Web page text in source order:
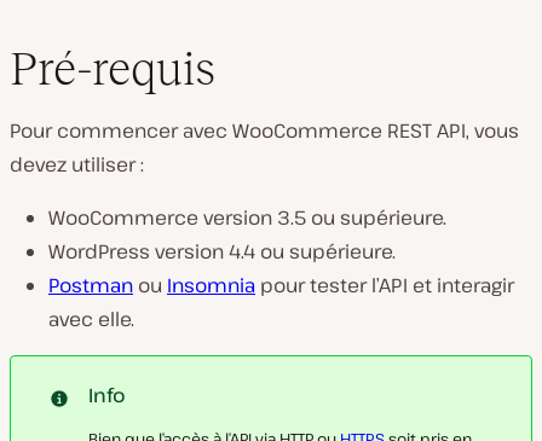
Pré-requis
Pour commencer avec WooCommerce REST API, vous
devez utiliser :
WooCommerce version 3.5 ou supérieure.
WordPress version 4.4 ou supérieure.
Postman ou Insomnia pour tester l’API et interagir
avec elle.
Info